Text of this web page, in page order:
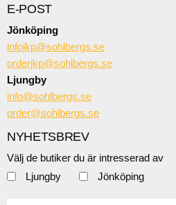
E-POST
Jönköping
infojkp@sohlbergs.se
orderjkp@sohlbergs.se
Ljungby
info@sohlbergs.se
order@sohlbergs.se
NYHETSBREV
Välj de butiker du är intresserad av
Ljungby
Jönköping